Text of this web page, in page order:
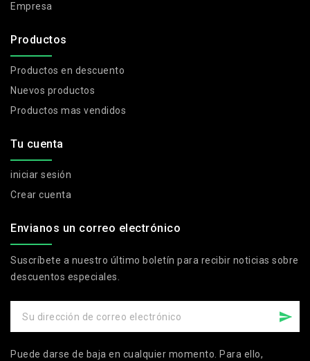
Empresa
Productos
Productos en descuento
Nuevos productos
Productos mas vendidos
Tu cuenta
iniciar sesión
Crear cuenta
Envianos un correo electrónico
Suscríbete a nuestro último boletín para recibir noticias sobre
descuentos especiales.
Puede darse de baja en cualquier momento. Para ello,